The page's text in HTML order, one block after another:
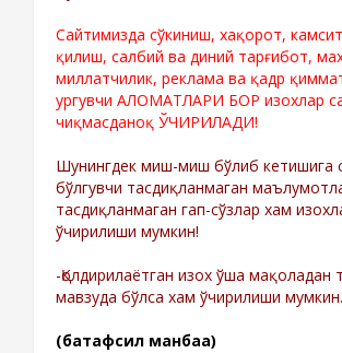
Сайтимизда сўкиниш, хақорот,
қилиш, салбий ва диний тарғибот,
миллатчилик, реклама ва қадр
ургувчи АЛОМАТЛАРИ БОР изохлар
чиқмасданоқ ЎЧИРИЛАДИ!
Шунингдек миш-миш бўлиб кетишига
бўлгувчи тасдиқланмаган
тасдиқланмаган гап-сўзлар хам
ўчирилиши мумкин!
-Қолдирилаётган изох ўша мақоладан
мавзуда бўлса хам ўчирилиши мумкин.
(батафсил манбаа)